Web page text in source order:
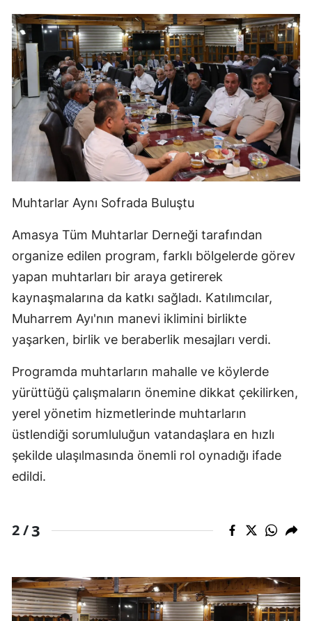
Muhtarlar Aynı Sofrada Buluştu
Amasya Tüm Muhtarlar Derneği tarafından
organize edilen program, farklı bölgelerde görev
yapan muhtarları bir araya getirerek
kaynaşmalarına da katkı sağladı. Katılımcılar,
Muharrem Ayı'nın manevi iklimini birlikte
yaşarken, birlik ve beraberlik mesajları verdi.
Programda muhtarların mahalle ve köylerde
yürüttüğü çalışmaların önemine dikkat çekilirken,
yerel yönetim hizmetlerinde muhtarların
üstlendiği sorumluluğun vatandaşlara en hızlı
şekilde ulaşılmasında önemli rol oynadığı ifade
edildi.
2 /3